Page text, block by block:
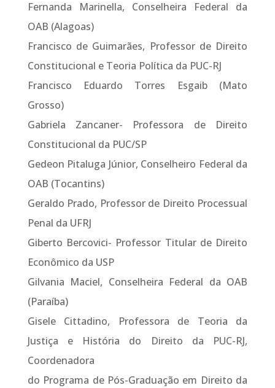
Fernanda Marinella, Conselheira Federal da
OAB (Alagoas)
Francisco de Guimarães, Professor de Direito
Constitucional e Teoria Política da PUC-RJ
Francisco Eduardo Torres Esgaib (Mato
Grosso)
Gabriela Zancaner- Professora de Direito
Constitucional da PUC/SP
Gedeon Pitaluga Júnior, Conselheiro Federal da
OAB (Tocantins)
Geraldo Prado, Professor de Direito Processual
Penal da UFRJ
Giberto Bercovici- Professor Titular de Direito
Econômico da USP
Gilvania Maciel, Conselheira Federal da OAB
(Paraíba)
Gisele Cittadino, Professora de Teoria da
Justiça e História do Direito da PUC-RJ,
Coordenadora
do Programa de Pós-Graduação em Direito da